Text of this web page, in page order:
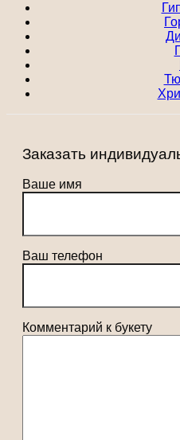
Заказать
Ваше имя
Ваш телефон
Комментарий к букету